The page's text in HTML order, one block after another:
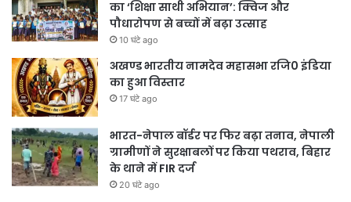
का ‘शिक्षा साथी अभियान’: क्विज और
पौधारोपण से बच्चों में बढ़ा उत्साह
10 घंटे ago
अखण्ड भारतीय नामदेव महासभा रजि0 इंडिया
का हुआ विस्तार
17 घंटे ago
भारत-नेपाल बॉर्डर पर फिर बढ़ा तनाव, नेपाली
ग्रामीणों ने सुरक्षाबलों पर किया पथराव, बिहार
के थाने में FIR दर्ज
20 घंटे ago